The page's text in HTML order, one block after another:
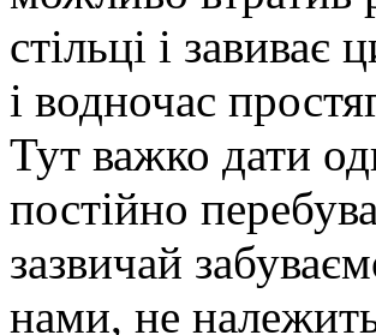
стільці і
і водночас
Тут важко дати
постійно
зазвичай
нами, не